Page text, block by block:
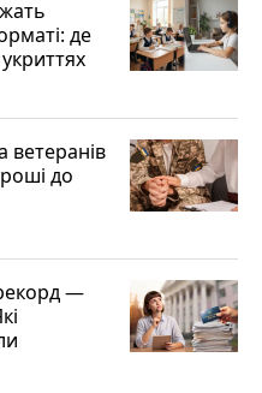
де
ветеранів
до
—